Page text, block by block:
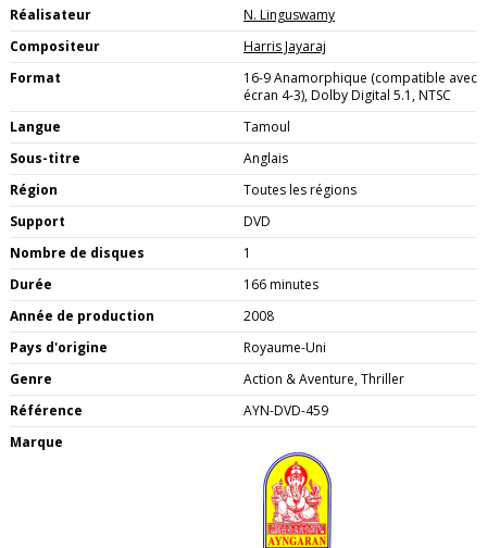
Réalisateur
N. Linguswamy
Compositeur
Harris Jayaraj
Format
16-9 Anamorphique (compatible avec
écran 4-3), Dolby Digital 5.1, NTSC
Langue
Tamoul
Sous-titre
Anglais
Région
Toutes les régions
Support
DVD
Nombre de disques
1
Durée
166 minutes
Année de production
2008
Pays d'origine
Royaume-Uni
Genre
Action & Aventure, Thriller
Référence
AYN-DVD-459
Marque